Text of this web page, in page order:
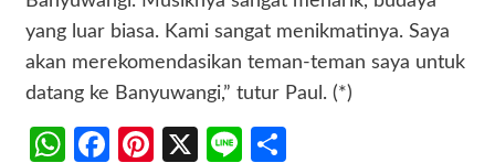
yang luar biasa. Kami sangat menikmatinya. Saya
akan merekomendasikan teman-teman saya untuk
datang ke Banyuwangi,” tutur Paul. (*)
WhatsApp
Facebook
Pinterest
X Line